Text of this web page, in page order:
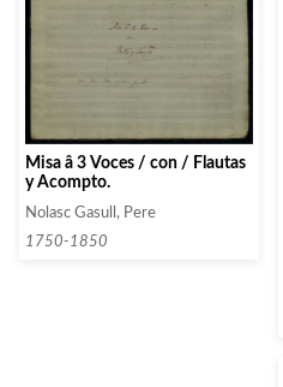
Misa â 3 Voces / con / Flautas
y Acompto.
Nolasc Gasull, Pere
1750-1850